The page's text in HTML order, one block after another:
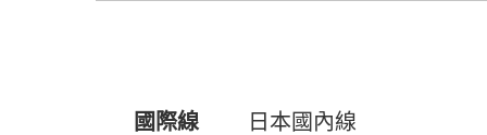
國際線 日本國內線